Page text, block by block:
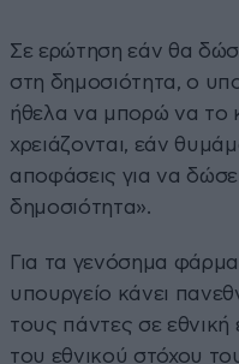
Σε ερώτηση εάν θα
στη δημοσιότητα, ο
ήθελα να μπορώ να το
χρειάζονται, εάν
αποφάσεις για να
δημοσιότητα».
Για τα γενόσημα
υπουργείο κάνει
τους πάντες σε εθνική
του εθνικού στόχου